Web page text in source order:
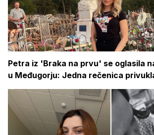
Petra iz 'Braka na prvu' se oglasila
u Međugorju: Jedna rečenica